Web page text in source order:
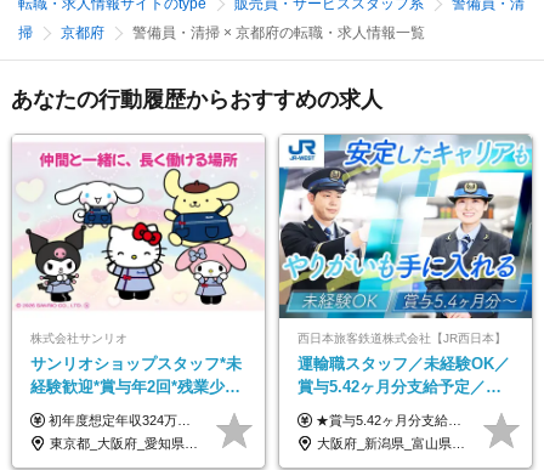
転職・求人情報サイトのtype 販売員・サービススタッフ系
警備員・清
掃
京都府 警備員・清掃 × 京都府の転職・求人情報一覧
あなたの行動履歴からおすすめの求人
株式会社サンリオ
サンリオショップスタッフ*未
経験歓迎*賞与年2回*残業少な
め*産育休取得実績豊富*可愛
い制服*社割有
初年度想定年収324万円～690万円！ ◆全国一律 月給230,000円～＋賞与＋通勤手当＋役職手当＋時間外手当 《手当充実！》 ＊昇給/年1回 ＊賞与/年2回（7月/12月） ＊通勤手当：交通費支給（規定あり） ＊時間外手当 ＊販売職手当 ＊役職手当 《キャリアパス》 ▼店長（32歳）／年収400万円 ▼トレーナー（37歳）／年収500万円 ▼SV（40歳）／年収570万円 ※SVとして活躍された場合、574万円以上に昇給も目指せます。 日頃のお店での頑張りをしっかり評価する体制を整えており、 ご自身の努力次第で昇給する制度を用意しています！ 《ゆくゆくは・・・》 ■店舗スタッフをとりまとめ、お店づくりを主体で行う店長へ ■複数店舗を統括するトレーナーへとキャリアアップ ■様々な規模の店舗を経験しSVとして活躍した後は、本社の教育担当や店舗支援を担う本部スタッフとして活躍いただけます。 ※経験・能力を考慮の上、当社規定により優遇いたします。 ※入社日から6カ月間の試用期間あり。その間の待遇に差異はありません。
東京都_大阪府_愛知県_北海道_栃木県_静岡県_兵庫県_京都府_福岡県
西日本旅客鉄道株式会社【JR西日本】
運輸職スタッフ／未経験OK／
賞与5.42ヶ月分支給予定／残
業月11h程／年休119日+有給
平均18.7日
★賞与5.42ヶ月分支給予定あり！ （大卒以上）月給24万1,692円～39万5,780円＋各種手当＋賞与2回 （高卒以上）月給22万2,662円～39万5,780円＋各種手当＋賞与2回 ※上記は2025年度新卒支払額（京阪神地区）となります ※勤務地・学歴で異なり、ご経験・能力等をふまえた金額を加算します ※残業代は別途全額支給します ※当社規程に基づき決定します ※試用期間あり（3ヶ月／待遇に変更はありません） ※基本給以外の諸手当として扶養・職務・時間外・通勤手当等を支給します ※京阪神地区以外の勤務地の場合 月給（大卒）23万0,706円～／月給（高卒）21万2,541円～となります
大阪府_新潟県_富山県_石川県_福井県_三重県_兵庫県_京都府_滋賀県_奈良県_和歌山県_広島県_岡山県_鳥取県_島根県_山口県_福岡県